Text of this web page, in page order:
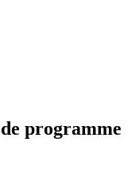
programme